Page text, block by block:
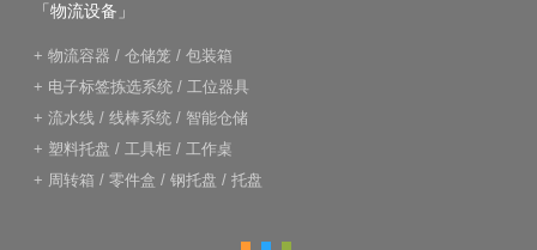
「物流设备」
+ 物流容器 / 仓储笼 / 包装箱
+ 电子标签拣选系统 / 工位器具
+ 流水线 / 线棒系统 / 智能仓储
+ 塑料托盘 / 工具柜 / 工作桌
+ 周转箱 / 零件盒 / 钢托盘 / 托盘